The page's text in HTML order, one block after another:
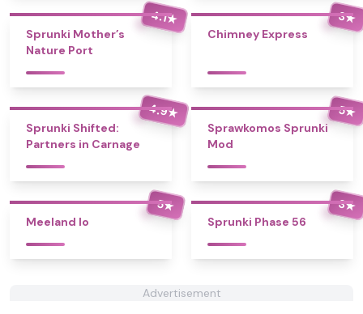
4.1★
Sprunki Mother’s
Nature Port
3★
Chimney Express
4.9★
Sprunki Shifted:
Partners in Carnage
5★
Sprawkomos Sprunki
Mod
5★
Meeland Io
3★
Sprunki Phase 56
Advertisement